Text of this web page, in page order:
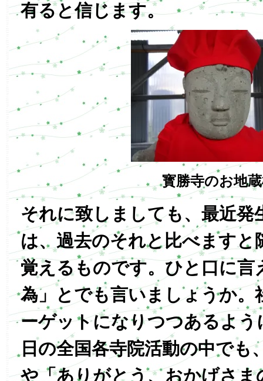
有ると信じます。
寳勝寺のお地
それに致しましても、最近発
は、過去のそれと比べますと
覚えるものです。ひと口に言
為」とでも言いましょうか。
ーゲットになりつつあるよう
日の全国各寺院活動の中でも
や「ありがとう、おかげさま